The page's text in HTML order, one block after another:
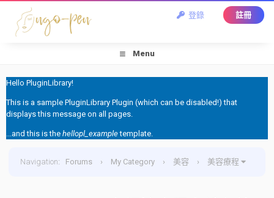
登錄 註冊
Menu
Hello PluginLibrary!
This is a sample PluginLibrary Plugin (which can be disabled!) that
displays this message on all pages.
...and this is the hellopl_exampletemplate.
Navigation: Forums › My Category › 美容 › 美容療程